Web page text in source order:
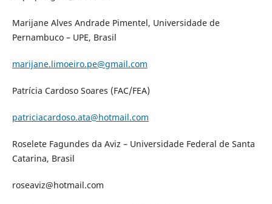
Marijane Alves Andrade Pimentel, Universidade de
Pernambuco – UPE, Brasil
marijane.limoeiro.pe@gmail.com
Patrícia Cardoso Soares (FAC/FEA)
patriciacardoso.ata@hotmail.com
Roselete Fagundes da Aviz – Universidade Federal de Santa
Catarina, Brasil
roseaviz@hotmail.com